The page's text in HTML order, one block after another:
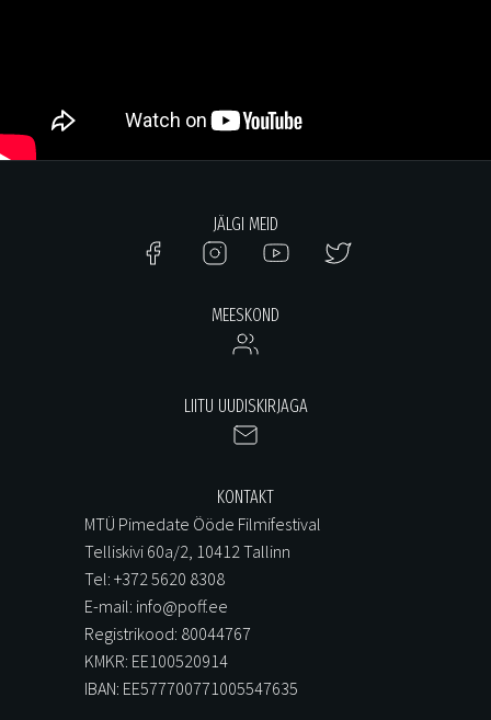
JÄLGI MEID
MEESKOND
LIITU UUDISKIRJAGA
KONTAKT
MTÜ Pimedate Ööde Filmifestival
Telliskivi 60a/2, 10412 Tallinn
Tel: +372 5620 8308
E-mail: info@poff.ee
Registrikood: 80044767
KMKR: EE100520914
IBAN: EE577700771005547635